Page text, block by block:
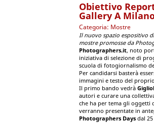
Obiettivo
Gallery A
Categoria: Mostre
Il nuovo spazio espositivo
mostre promosse da
Photographers.it, noto
iniziativa di selezione di
scuola di fotogiornalismo
Per candidarsi basterà
immagini e testo del
Il primo bando vedrà
autori e curare una
che ha per tema gli oggetti
verranno presentate in
Photographers Days dal